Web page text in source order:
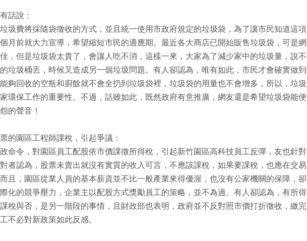
話說：
圾費將採隨袋徵收的方式，並且統一使用市政府規定的垃圾袋，為了讓市民知道這項
月前就大力宣導，希望縮短市民的適應期。最近各大商店已開始販售垃圾袋，可是網
，但是垃圾袋太貴了，會讓人吃不消，這樣一來，大家為了減少家中的垃圾量，說不
垃圾桶丟，時候又造成另一個垃圾問題。有人卻認為，唯有如此，市民才會確實做到
夠回收的空瓶和廚餘就不會全扔到垃圾袋裡，垃圾袋的用量也不會增多，所以，垃圾
環保工作的重要性。不過，話雖如此，既然政府有意推廣，網友還是希望垃圾袋能便
的聲音！
的園區工程師課稅，引起爭議：
命令，對園區員工配股依市價課徵所得稅，引起新竹園區高科技員工反彈，友也針對
者認為，股票未賣出就沒有實質的收入可言，不應該課稅，如果要課稅，也應在交易
且，園區從業人員的基本薪資並不比一般產業來得優渥，也沒有公家機關的保障，卻
化的競爭壓力，企業主以配股方式獎勵員工的策略，並不為過。有人卻認為，有所得
稅與否，是另一階段的事情，且財政部也表明，政府並不反對照市價打折徵收，繳完
不必對新政策如此反感。